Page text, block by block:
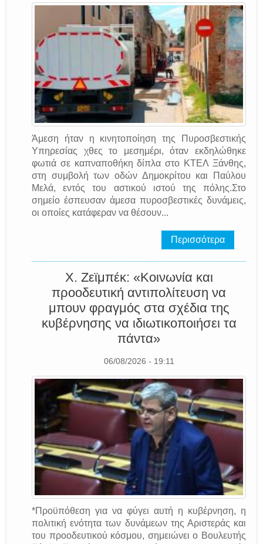
Άμεση ήταν η κινητοποίηση της Πυροσβεστικής
Υπηρεσίας χθες το μεσημέρι, όταν εκδηλώθηκε
φωτιά σε καπναποθήκη δίπλα στο ΚΤΕΛ Ξάνθης,
στη συμβολή των οδών Δημοκρίτου και Παύλου
Μελά, εντός του αστικού ιστού της πόλης.Στο
σημείο έσπευσαν άμεσα πυροσβεστικές δυνάμεις,
οι οποίες κατάφεραν να θέσουν...
Περισσότερα
Χ. Ζεϊμπέκ: «Κοινωνία και
προοδευτική αντιπολίτευση να
μπουν φραγμός στα σχέδια της
κυβέρνησης να ιδιωτικοποιήσει τα
πάντα»
06/08/2026 - 19:11
*Προϋπόθεση για να φύγει αυτή η κυβέρνηση, η
πολιτική ενότητα των δυνάμεων της Αριστεράς και
του προοδευτικού κόσμου, σημειώνει ο Βουλευτής